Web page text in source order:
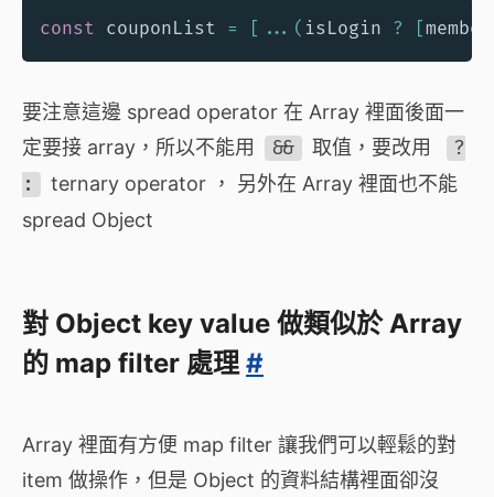
const couponList = ... ( isLogin ?
要注意這邊 spread operator 在 Array 裡面後面一
定要接 array，所以不能用
&& 取值，要改用
?
:
ternary operator ， 另外在 Array 裡面也不能
spread Object
對 Object key value 做類似於 Array
的 map filter 處理#
Array 裡面有方便 map filter 讓我們可以輕鬆的對
item 做操作，但是 Object 的資料結構裡面卻沒